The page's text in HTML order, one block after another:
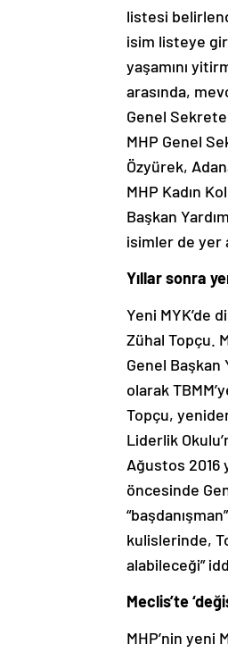
listesi
isim listeye
yaşamını
arasında,
Genel
MHP Genel
Özyürek,
MHP Kadın
Başkan
isimler de yer
Yıllar sonra
Yeni MYK’de
Zühal Topçu.
Genel Başkan
olarak
Topçu,
Liderlik
Ağustos 2016
öncesinde
kulislerinde,
alabileceği”
Meclis’te
MHP’nin yeni